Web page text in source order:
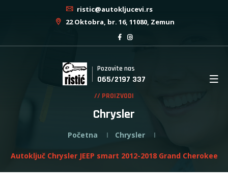
ristic@autokljucevi.rs
22 Oktobra, br. 16, 11080, Zemun
Pozovite nas
065/2197 337
// PROIZVODI
Chrysler
Početna Chrysler
Autoključ Chrysler JEEP smart 2012-2018 Grand Cherokee